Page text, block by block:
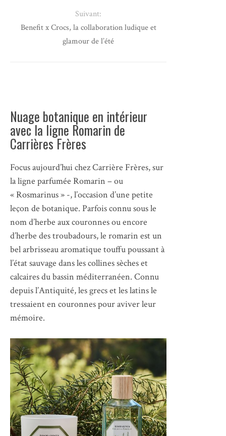
​Nuage botanique en intérieur
avec la ligne Romarin​ de
Carrières Frères
Focus aujourd’hui chez Carrière Frères, sur
la ligne parfumée Romarin – ou
« Rosmarinus » -, l’occasion d’une petite
leçon de botanique. Parfois connu sous le
nom d’herbe aux couronnes ou encore
d’herbe des troubadours, le romarin est un
bel arbrisseau aromatique touffu poussant à
l’état sauvage dans les collines sèches et
calcaires du bassin méditerranéen. Connu
depuis l’Antiquité, les grecs et les latins le
tressaient en couronnes pour aviver leur
mémoire.
Suivant:
Benefit x Crocs, la collaboration ludique et
glamour de l’été